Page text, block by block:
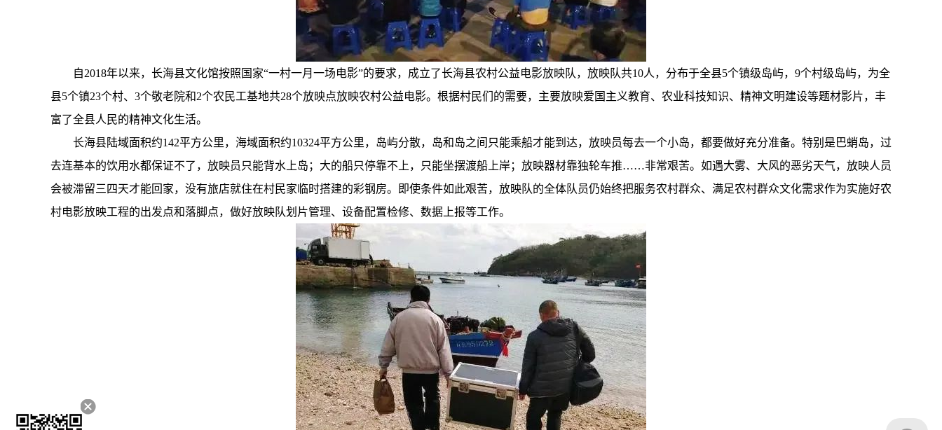
自2018年以来，长海县文化馆按照国家“一村一月一场电影”的要求，成立了长海县农村公益电影放映队，放映队共10人，分布于全县5个镇级岛屿，9个村级岛屿，为全
县5个镇23个村、3个敬老院和2个农民工基地共28个放映点放映农村公益电影。根据村民们的需要，主要放映爱国主义教育、农业科技知识、精神文明建设等题材影片，丰
富了全县人民的精神文化生活。
长海县陆域面积约142平方公里，海域面积约10324平方公里，岛屿分散，岛和岛之间只能乘船才能到达，放映员每去一个小岛，都要做好充分准备。特别是巴蛸岛，过
去连基本的饮用水都保证不了，放映员只能背水上岛；大的船只停靠不上，只能坐摆渡船上岸；放映器材靠独轮车推……非常艰苦。如遇大雾、大风的恶劣天气，放映人员
会被滞留三四天才能回家，没有旅店就住在村民家临时搭建的彩钢房。即使条件如此艰苦，放映队的全体队员仍始终把服务农村群众、满足农村群众文化需求作为实施好农
村电影放映工程的出发点和落脚点，做好放映队划片管理、设备配置检修、数据上报等工作。